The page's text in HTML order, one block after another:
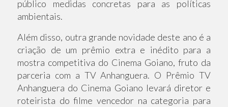
público medidas concretas para as políticas
ambientais.
Além disso, outra grande novidade deste ano é a
criação de um prêmio extra e inédito para a
mostra competitiva do Cinema Goiano, fruto da
parceria com a TV Anhanguera. O Prêmio TV
Anhanguera do Cinema Goiano levará diretor e
roteirista do filme vencedor na categoria para